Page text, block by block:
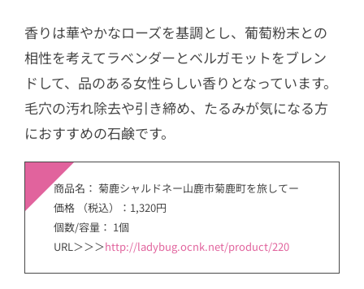
香りは華やかなローズを基調とし、葡萄粉末との
相性を考えてラベンダーとベルガモットをブレン
ドして、品のある女性らしい香りとなっています。
毛穴の汚れ除去や引き締め、たるみが気になる方
におすすめの石鹸です。
商品名： 菊鹿シャルドネー山鹿市菊鹿町を旅してー
価格 （税込）：1,320円
個数/容量： 1個
URL＞＞＞http://ladybug.ocnk.net/product/220